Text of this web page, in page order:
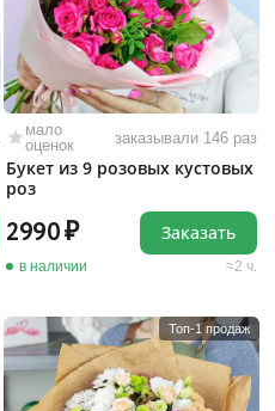
мало
оценок
заказывали 146 раз
Букет из 9 розовых кустовых
роз
2990
в наличии 2 ч.
Заказать
Топ-1 продаж